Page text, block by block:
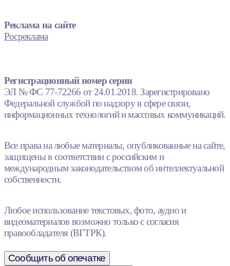
Реклама на сайте
Росреклама
Регистрационный номер серии
ЭЛ № ФС 77-72266 от 24.01.2018. Зарегистрировано
Федеральной службой по надзору в сфере связи,
информационных технологий и массовых коммуникаций.
Все права на любые материалы, опубликованные на сайте,
защищены в соответствии с российским и
международным законодательством об интеллектуальной
собственности.
Любое использование текстовых, фото, аудио и
видеоматериалов возможно только с согласия
правообладателя (ВГТРК).
Сообщить об опечатке